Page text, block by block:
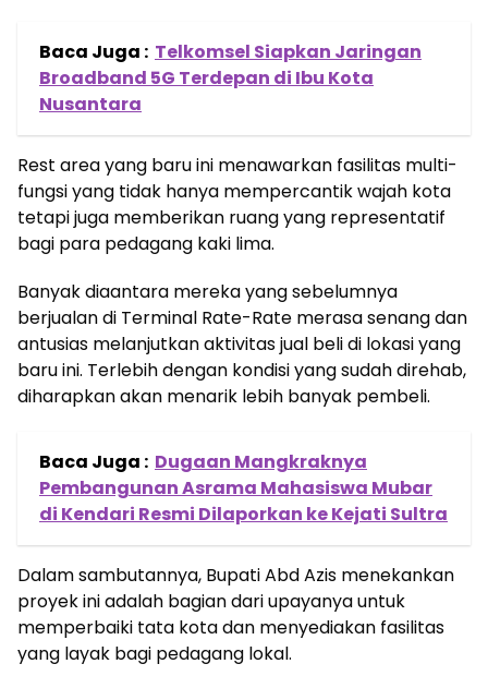
Baca Juga : Telkomsel Siapkan Jaringan
Broadband 5G Terdepan di Ibu Kota
Nusantara
Rest area yang baru ini menawarkan fasilitas multi-
fungsi yang tidak hanya mempercantik wajah kota
tetapi juga memberikan ruang yang representatif
bagi para pedagang kaki lima.
Banyak diaantara mereka yang sebelumnya
berjualan di Terminal Rate-Rate merasa senang dan
antusias melanjutkan aktivitas jual beli di lokasi yang
baru ini. Terlebih dengan kondisi yang sudah direhab,
diharapkan akan menarik lebih banyak pembeli.
Baca Juga : Dugaan Mangkraknya
Pembangunan Asrama Mahasiswa Mubar
di Kendari Resmi Dilaporkan ke Kejati Sultra
Dalam sambutannya, Bupati Abd Azis menekankan
proyek ini adalah bagian dari upayanya untuk
memperbaiki tata kota dan menyediakan fasilitas
yang layak bagi pedagang lokal.